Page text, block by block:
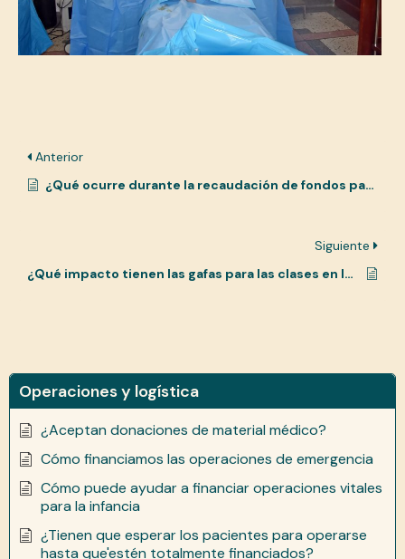
Operaciones y logística
¿Aceptan donaciones de material médico?
Cómo financiamos las operaciones de emergencia
Cómo puede ayudar a financiar operaciones vitales
para la infancia
¿Tienen que esperar los pacientes para operarse
hasta que'estén totalmente financiados?
Anterior
¿Qué ocurre durante la recaudación de fondos para las clases?
Siguiente
¿Qué impacto tienen las gafas para las clases en la comunidad?